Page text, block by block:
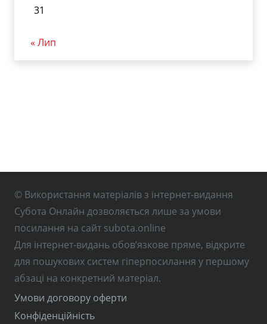
31
« Лип
© Використання матеріалів з інтернет-видання
Субота Онлайн дозволяється лише за умови
посилання на сайт subota.online
Для інтернет-видань обов’язкове пряме, відкрите
для пошукових систем гіперпосилання у першому
абзаці на конкретний матеріал.
Умови договору оферти
Конфіденційність